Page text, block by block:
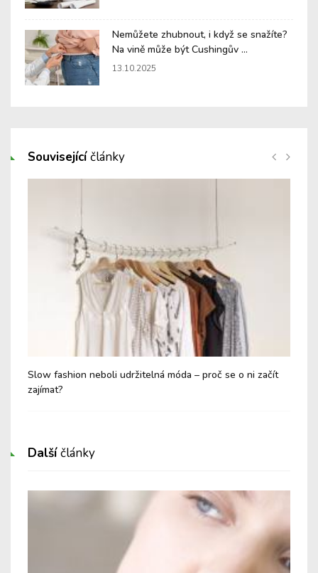
Nemůžete zhubnout, i když se snažíte?
Na vině může být Cushingův ...
13.10.2025
Souvisejícíčlánky
Slow fashion neboli udržitelná móda – proč se o ni začít
zajímat?
Dalšíčlánky